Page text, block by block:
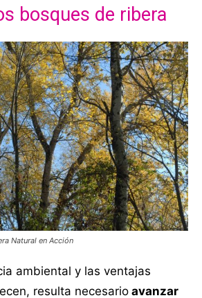
bosques de ribera
Natural en Acción
ambiental y las ventajas
resulta necesario avanzar